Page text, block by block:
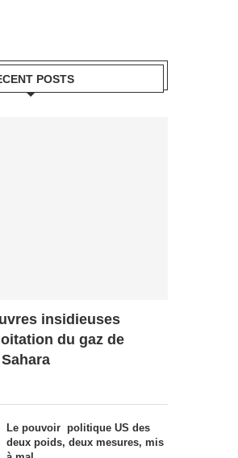
POSTS
insidieuses
du gaz de
Le pouvoir politique US des
deux poids, deux mesures, mis